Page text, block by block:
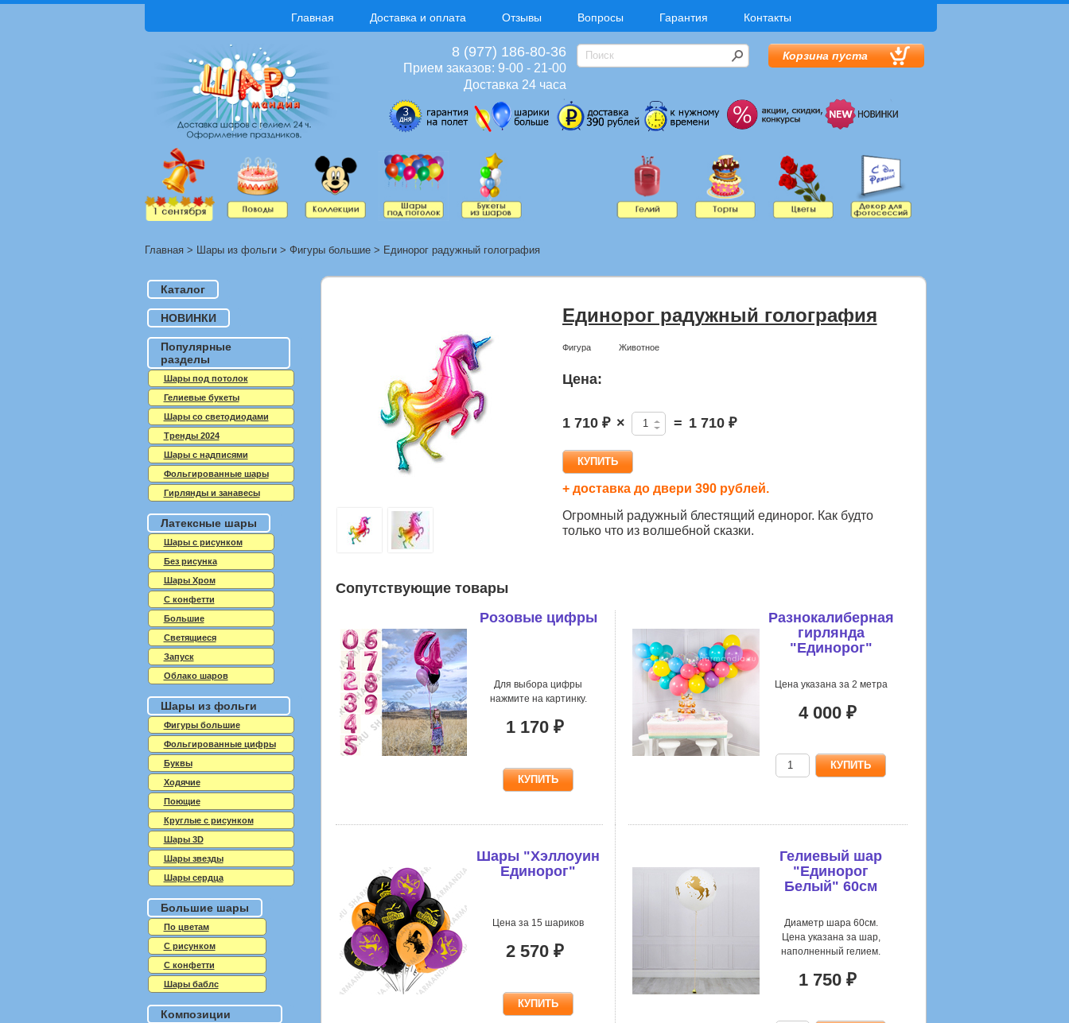
Главная Доставка и оплата Отзывы Вопросы Гарантия Контакты
8 (977) 186-80-36
Прием заказов: 9-00 - 21-00
Доставка 24 часа
Корзина пуста
Главная > Шары из фольги > Фигуры большие > Единорог радужный голография
Единорог радужный голография
Фигура Животное
Цена:
1 710 ₽ × = 1 710 ₽
+ доставка до двери 390 рублей.
Огромный радужный блестящий единорог. Как будто
только что из волшебной сказки.
Сопутствующие товары
Розовые цифры
Для выбора цифры
нажмите на картинку.
1 170 ₽
Разнокалиберная
гирлянда
"Единорог"
Цена указана за 2 метра
4 000 ₽
Шары "Хэллоуин
Единорог"
Цена за 15 шариков
2 570 ₽
Гелиевый шар
"Единорог
Белый" 60см
Диаметр шара 60см.
Цена указана за шар,
наполненный гелием.
1 750 ₽
Каталог
НОВИНКИ
Популярные
разделы
Шары под потолок
Гелиевые букеты
Шары со светодиодами
Тренды 2024
Шары с надписями
Фольгированные шары
Гирлянды и занавесы
Латексные шары
Шары с рисунком
Без рисунка
Шары Хром
C конфетти
Большие
Светящиеся
Запуск
Облако шаров
Шары из фольги
Фигуры большие
Фольгированные цифры
Буквы
Ходячие
Поющие
Круглые с рисунком
Шары 3D
Шары звезды
Шары сердца
Большие шары
По цветам
С рисунком
С конфетти
Шары баблс
Композиции